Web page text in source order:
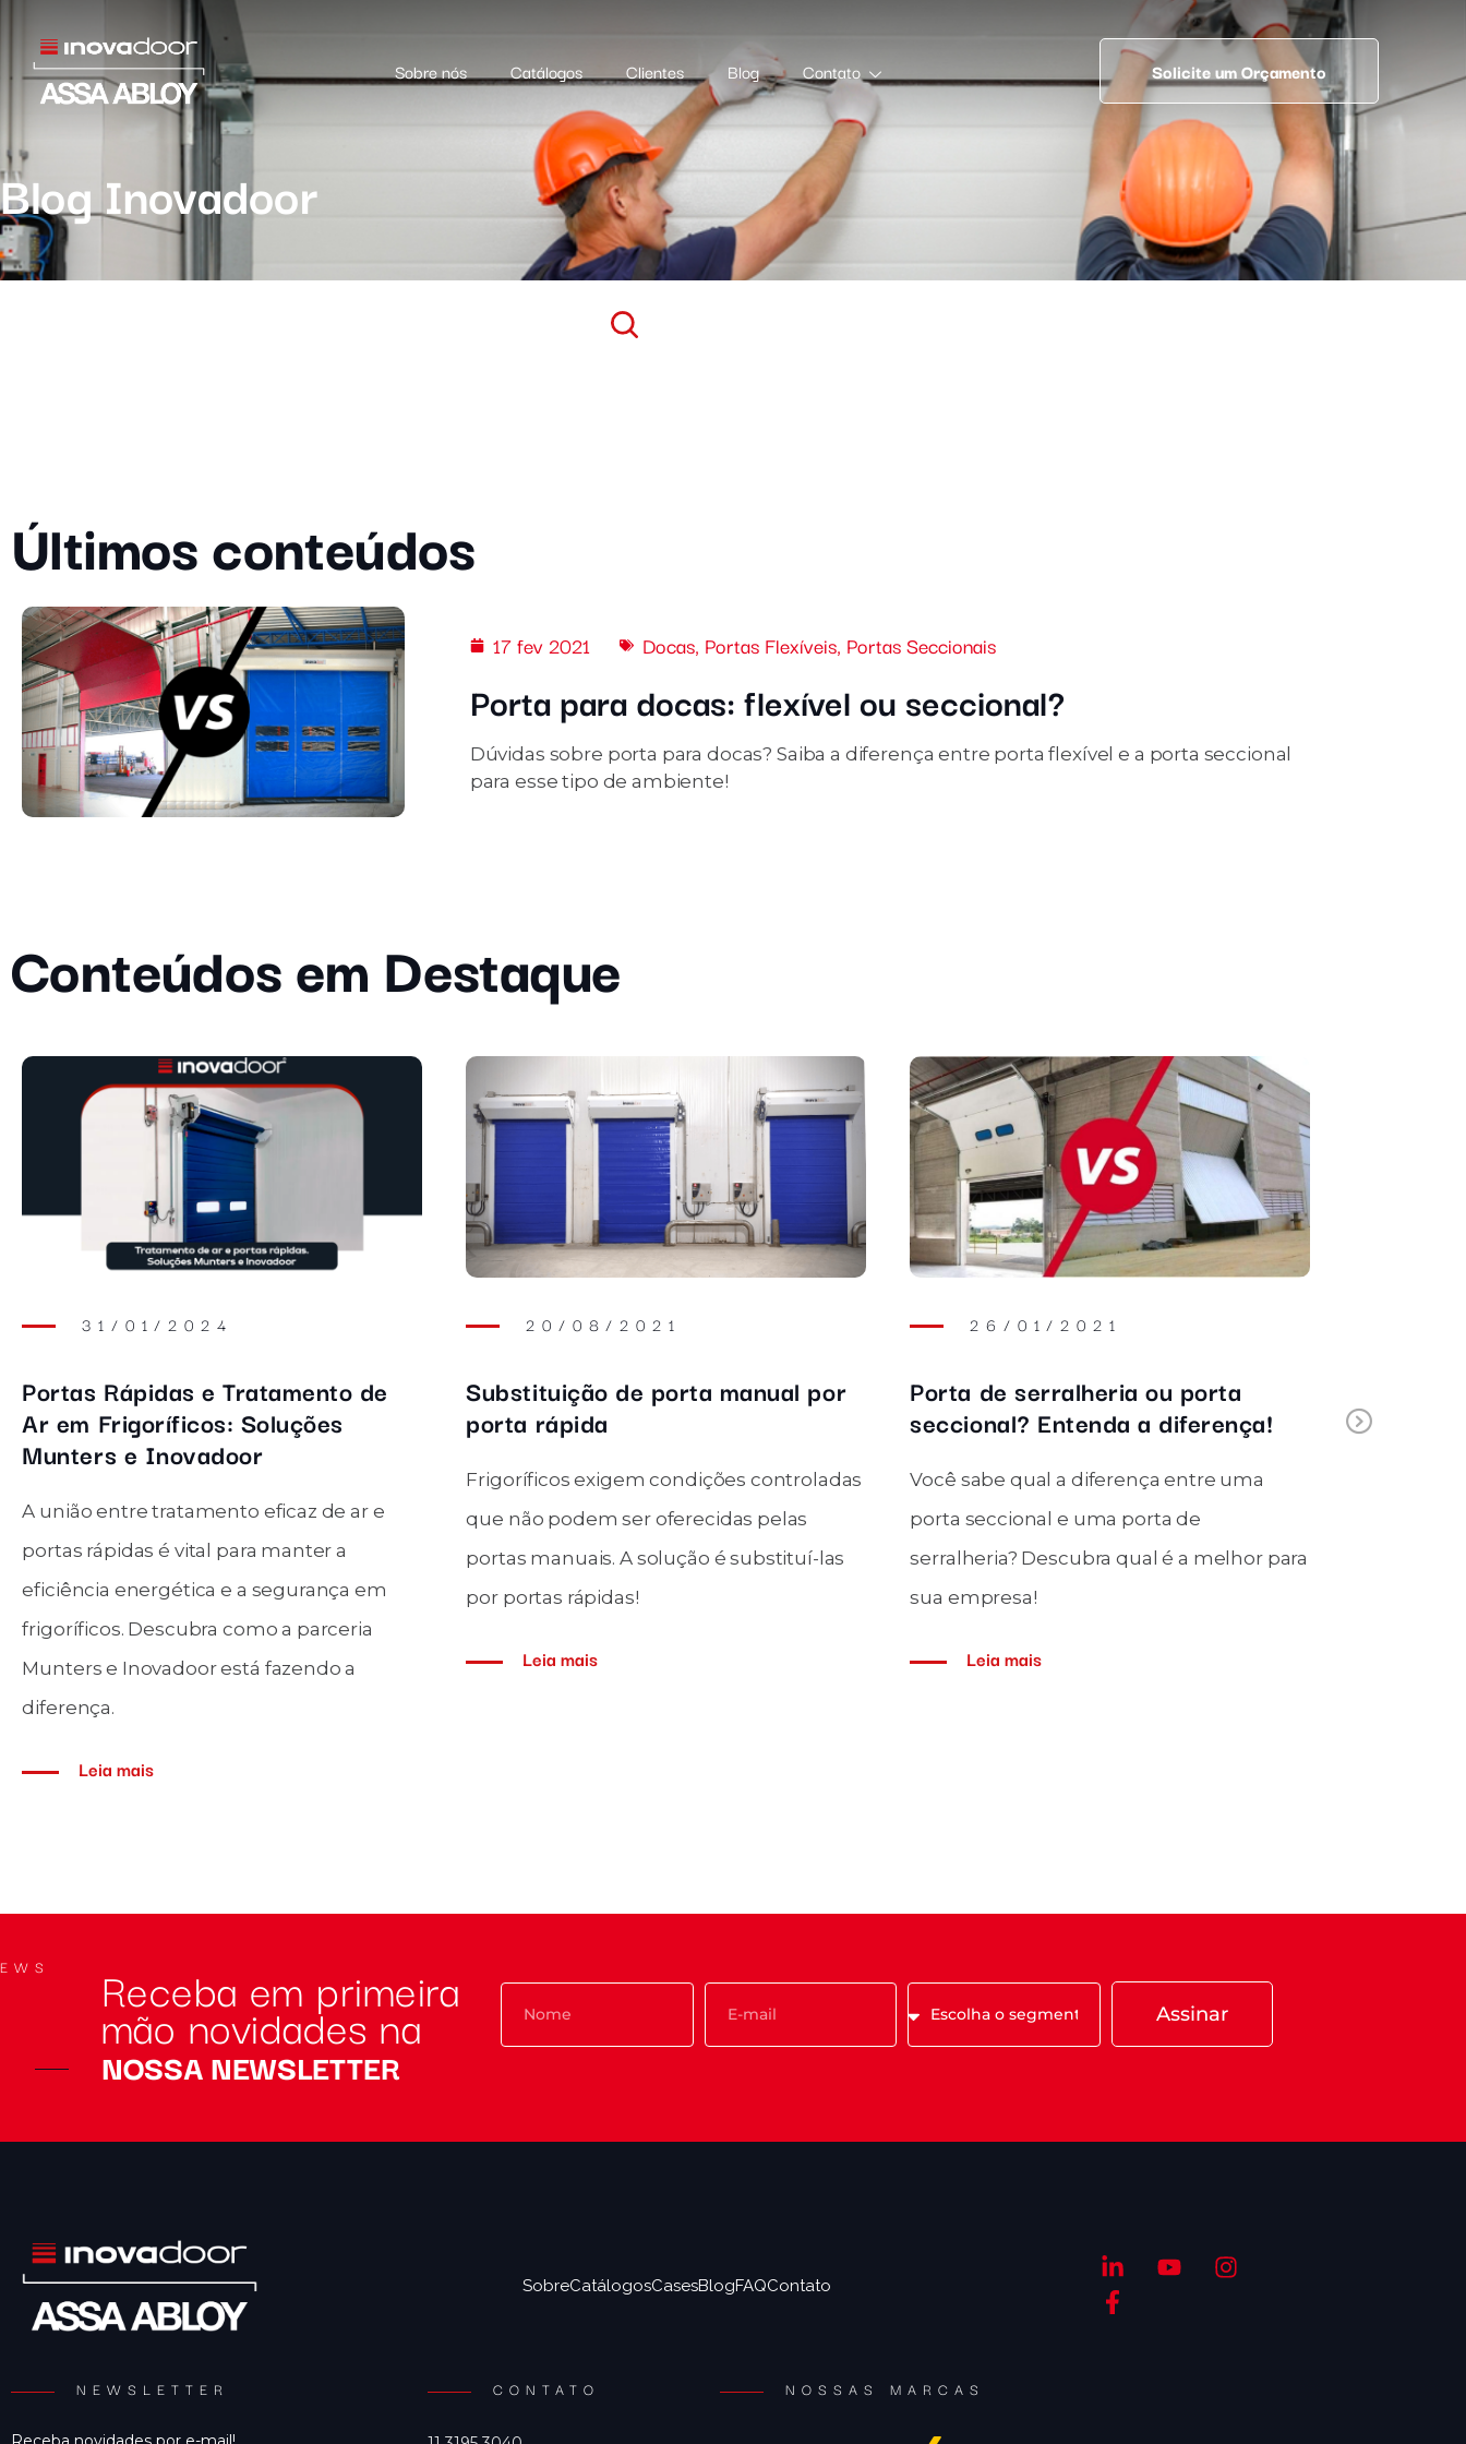
Sobre nós Catálogos Clientes Blog Contato Solicite um Orçamento
Blog Inovadoor
Últimos conteúdos
17 fev 2021 Docas, Portas Flexíveis, Portas Seccionais
Porta para docas: flexível ou seccional?
Dúvidas sobre porta para docas? Saiba a diferença entre porta flexível e a porta seccional
para esse tipo de ambiente!
Conteúdos em Destaque
31/01/2024
Portas Rápidas e Tratamento de
Ar em Frigoríficos: Soluções
Munters e Inovadoor
A união entre tratamento eficaz de ar e
portas rápidas é vital para manter a
eficiência energética e a segurança em
frigoríficos. Descubra como a parceria
Munters e Inovadoor está fazendo a
diferença.
Leia mais
20/08/2021
Substituição de porta manual por
porta rápida
Frigoríficos exigem condições controladas
que não podem ser oferecidas pelas
portas manuais. A solução é substituí-las
por portas rápidas!
Leia mais
26/01/2021
Porta de serralheria ou porta
seccional? Entenda a diferença!
Você sabe qual a diferença entre uma
porta seccional e uma porta de
serralheria? Descubra qual é a melhor para
sua empresa!
Leia mais
Receba em primeira
mão novidades na
NOSSA NEWSLETTER
Assinar
SobreCatálogosCasesBlogFAQContato
NEWSLETTER CONTATO NOSSAS MARCAS